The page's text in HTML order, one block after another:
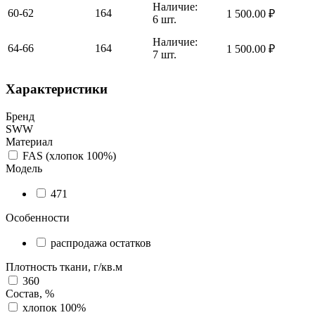
60-62
164
Наличие:
6 шт.
1 500.00 ₽
64-66 164
Наличие:
7 шт.
1 500.00 ₽
Характеристики
Бренд
SWW
Материал
FAS (хлопок 100%)
Модель
471
Особенности
распродажа остатков
Плотность ткани, г/кв.м
360
Состав, %
хлопок 100%